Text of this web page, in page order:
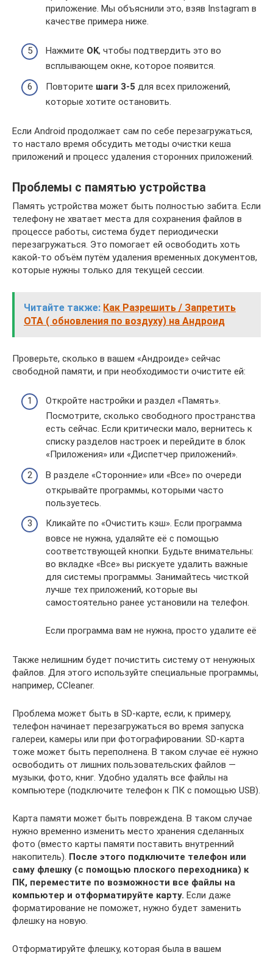
приложение. Мы объяснили это, взяв Instagram в
качестве примера ниже.
Нажмите OK, чтобы подтвердить это во
всплывающем окне, которое появится.
Повторите шаги 3-5 для всех приложений,
которые хотите остановить.
Если Android продолжает сам по себе перезагружаться,
то настало время обсудить методы очистки кеша
приложений и процесс удаления сторонних приложений.
Проблемы с памятью устройства
Память устройства может быть полностью забита. Если
телефону не хватает места для сохранения файлов в
процессе работы, система будет периодически
перезагружаться. Это помогает ей освободить хоть
какой-то объём путём удаления временных документов,
которые нужны только для текущей сессии.
Читайте также: Как Разрешить / Запретить
OTA ( обновления по воздуху) на Андроид
Проверьте, сколько в вашем «Андроиде» сейчас
свободной памяти, и при необходимости очистите ей:
Откройте настройки и раздел «Память».
Посмотрите, сколько свободного пространства
есть сейчас. Если критически мало, вернитесь к
списку разделов настроек и перейдите в блок
«Приложения» или «Диспетчер приложений».
В разделе «Сторонние» или «Все» по очереди
открывайте программы, которыми часто
пользуетесь.
Кликайте по «Очистить кэш». Если программа
вовсе не нужна, удаляйте её с помощью
соответствующей кнопки. Будьте внимательны:
во вкладке «Все» вы рискуете удалить важные
для системы программы. Занимайтесь чисткой
лучше тех приложений, которые вы
самостоятельно ранее установили на телефон.
Если программа вам не нужна, просто удалите её
Также нелишним будет почистить систему от ненужных
файлов. Для этого используйте специальные программы,
например, CCleaner.
Проблема может быть в SD-карте, если, к примеру,
телефон начинает перезагружаться во время запуска
галереи, камеры или при фотографировании. SD-карта
тоже может быть переполнена. В таком случае её нужно
освободить от лишних пользовательских файлов —
музыки, фото, книг. Удобно удалять все файлы на
компьютере (подключите телефон к ПК с помощью USB).
Карта памяти может быть повреждена. В таком случае
нужно временно изменить место хранения сделанных
фото (вместо карты памяти поставить внутренний
накопитель). После этого подключите телефон или
саму флешку (с помощью плоского переходника) к
ПК, переместите по возможности все файлы на
компьютер и отформатируйте карту. Если даже
форматирование не поможет, нужно будет заменить
флешку на новую.
Отформатируйте флешку, которая была в вашем